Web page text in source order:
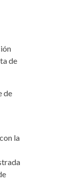
de
de
la